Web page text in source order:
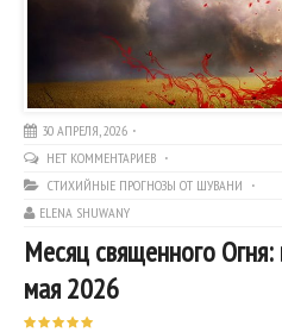
30 АПРЕЛЯ, 2026
НЕТ КОММЕНТАРИЕВ
СТИХИЙНЫЕ ПРОГНОЗЫ ОТ ШУВАНИ
ELENA SHUWANY
Месяц священного
мая 2026